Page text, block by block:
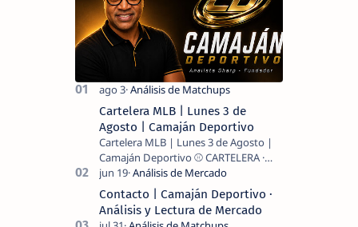
Cartelera MLB | Lunes 3 de
Agosto | Camaján Deportivo
Cartelera MLB | Lunes 3 de Agosto |
Camaján Deportivo ⚾ CARTELERA ·
Contacto | Camaján Deportivo ·
Análisis y Lectura de Mercado